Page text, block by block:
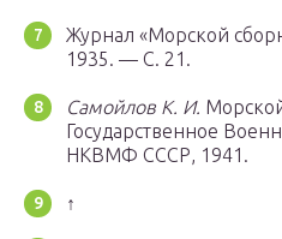
Журнал «Морской
1935. — С. 21.
Самойлов К. И.
Государственное
НКВМФ СССР, 1941.
↑